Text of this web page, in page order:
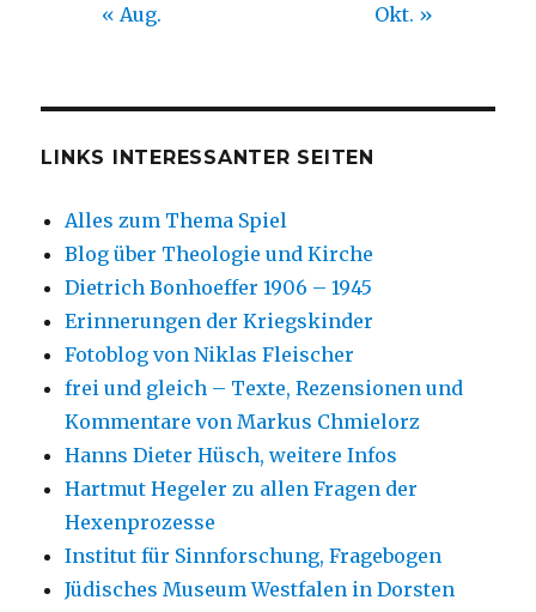
« Aug. Okt. »
LINKS INTERESSANTER SEITEN
Alles zum Thema Spiel
Blog über Theologie und Kirche
Dietrich Bonhoeffer 1906 – 1945
Erinnerungen der Kriegskinder
Fotoblog von Niklas Fleischer
frei und gleich – Texte, Rezensionen und
Kommentare von Markus Chmielorz
Hanns Dieter Hüsch, weitere Infos
Hartmut Hegeler zu allen Fragen der
Hexenprozesse
Institut für Sinnforschung, Fragebogen
Jüdisches Museum Westfalen in Dorsten